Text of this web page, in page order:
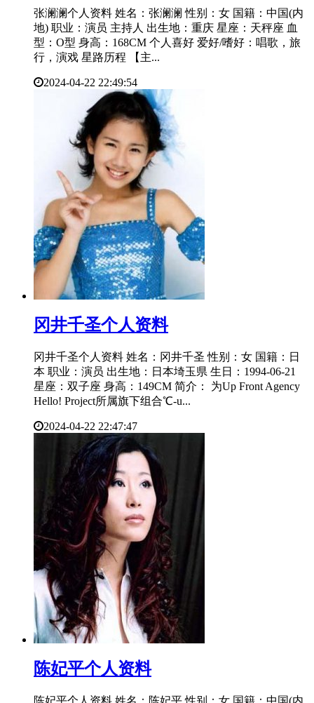
张澜澜个人资料 姓名：张澜澜 性别：女 国籍：中国(内
地) 职业：演员 主持人 出生地：重庆 星座：天秤座 血
型：O型 身高：168CM 个人喜好 爱好/嗜好：唱歌，旅
行，演戏 星路历程 【主...
2024-04-22 22:49:54
​冈井千圣个人资料
冈井千圣个人资料 姓名：冈井千圣 性别：女 国籍：日
本 职业：演员 出生地：日本埼玉県 生日：1994-06-21
星座：双子座 身高：149CM 简介： 为Up Front Agency
Hello! Project所属旗下组合℃-u...
2024-04-22 22:47:47
​陈妃平个人资料
陈妃平个人资料 姓名：陈妃平 性别：女 国籍：中国(内